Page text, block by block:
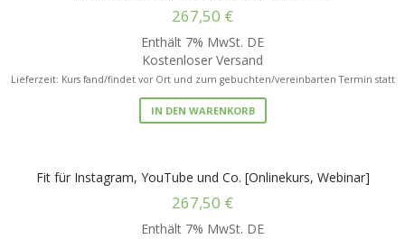
267,50 €
Enthält 7% MwSt. DE
Kostenloser Versand
Lieferzeit: Kurs fand/findet vor Ort und zum gebuchten/vereinbarten Termin statt
IN DEN WARENKORB
Fit für Instagram, YouTube und Co. [Onlinekurs, Webinar]
267,50 €
Enthält 7% MwSt. DE